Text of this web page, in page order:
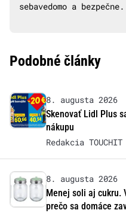
sebavedomo a bezpečne.
Podobné články
8. augusta 2026
Skenovať Lidl Plus
nákupu
Redakcia TOUCHIT
8. augusta 2026
Menej soli aj cukru.
prečo sa domáce